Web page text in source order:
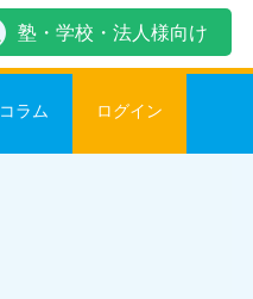
塾・学校・法人様向け
コラム ログイン